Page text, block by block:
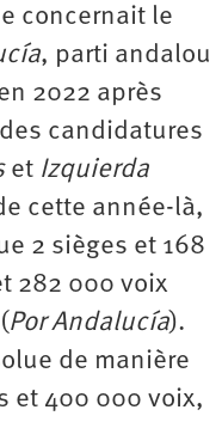
concernait le
, parti andalou
2022 après
candidatures
et Izquierda
cette année-là,
2 sièges et 168
282 000 voix
Por Andalucía).
de manière
et 400 000 voix,